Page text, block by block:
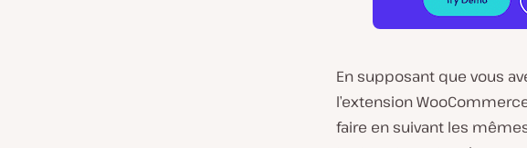
En supposant que vous
l’extension
faire en suivant les